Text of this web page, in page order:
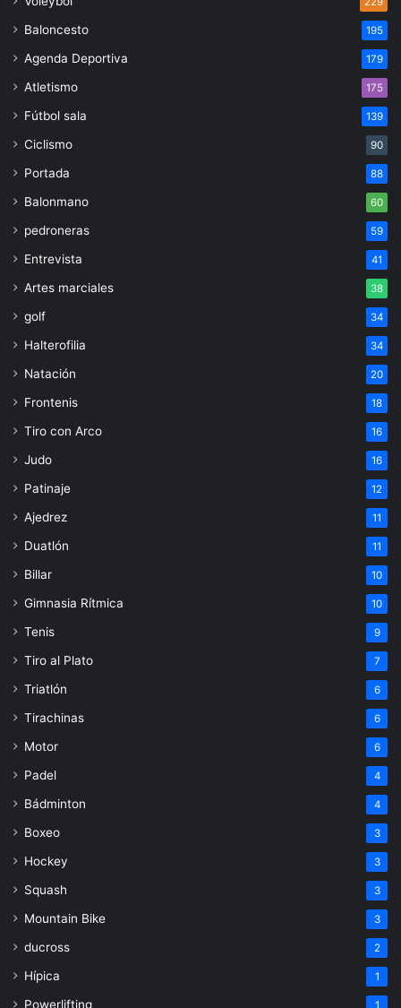
Baloncesto 195
Agenda Deportiva 179
Atletismo 175
Fútbol sala 139
Ciclismo 90
Portada 88
Balonmano 60
pedroneras 59
Entrevista 41
Artes marciales 38
golf 34
Halterofilia 34
Natación 20
Frontenis 18
Tiro con Arco 16
Judo 16
Patinaje 12
Ajedrez 11
Duatlón 11
Billar 10
Gimnasia Rítmica 10
Tenis 9
Tiro al Plato 7
Triatlón 6
Tirachinas 6
Motor 6
Padel 4
Bádminton 4
Boxeo 3
Hockey 3
Squash 3
Mountain Bike 3
ducross 2
Hípica 1
Powerlifting 1